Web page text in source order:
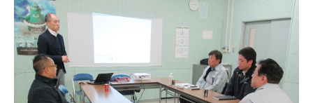
お問い合わせ
閉じる